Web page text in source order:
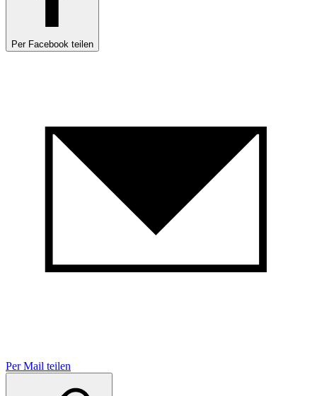
Per Facebook teilen
Per Mail teilen